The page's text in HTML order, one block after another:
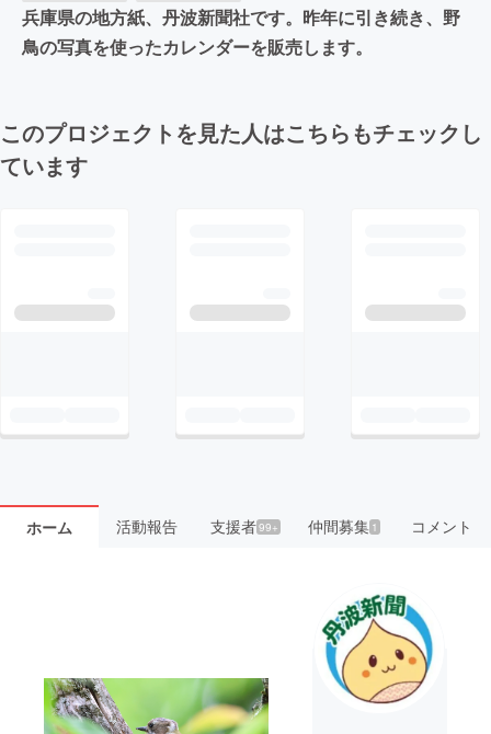
兵庫県の地方紙、丹波新聞社です。昨年に引き続き、野
鳥の写真を使ったカレンダーを販売します。
このプロジェクトを見た人はこちらもチェックし
ています
ホーム 活動報告 支援者99+ 仲間募集 1 コメント